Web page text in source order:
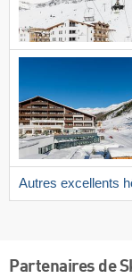
Autres excellents
Partenaires de